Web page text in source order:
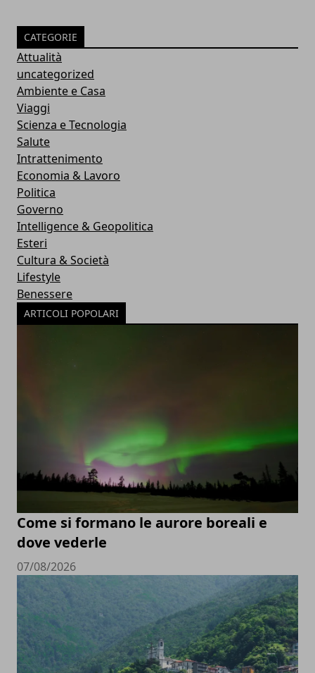
CATEGORIE
Attualità
uncategorized
Ambiente e Casa
Viaggi
Scienza e Tecnologia
Salute
Intrattenimento
Economia & Lavoro
Politica
Governo
Intelligence & Geopolitica
Esteri
Cultura & Società
Lifestyle
Benessere
ARTICOLI POPOLARI
Come si formano le aurore boreali e
dove vederle
07/08/2026